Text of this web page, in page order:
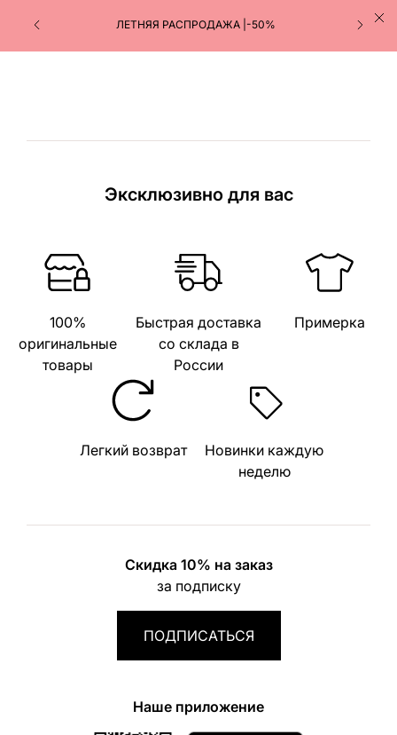
ЛЕТНЯЯ РАСПРОДАЖА |-50%
Эксклюзивно для вас
100%
оригинальные
товары
Быстрая доставка
со склада в
России
Примерка
Легкий возврат
Новинки каждую
неделю
Скидка 10% на заказ
за подписку
ПОДПИСАТЬСЯ
Наше приложение